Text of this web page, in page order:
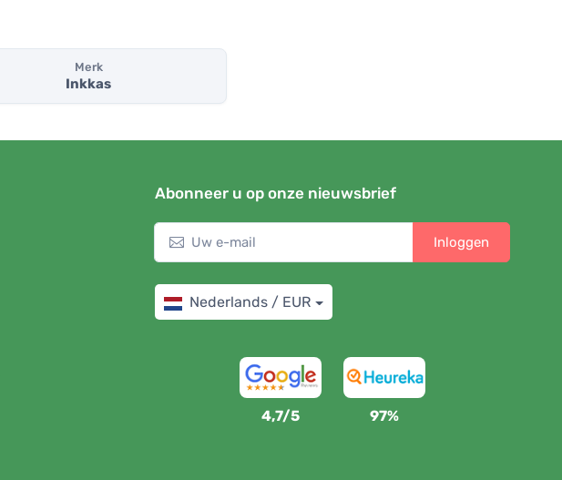
Merk
Inkkas
Abonneer u op onze nieuwsbrief
Inloggen
Nederlands / EUR
4,7/5 97%